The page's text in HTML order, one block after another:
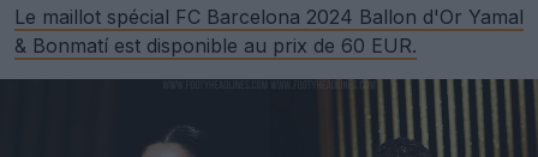
Le maillot spécial FC Barcelona 2024 Ballon d'Or Yamal
& Bonmatí est disponible au prix de 60 EUR.